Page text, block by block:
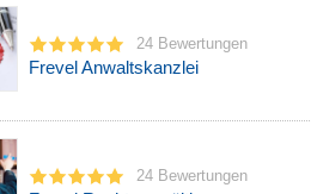
24 Bewertungen
Frevel Anwaltskanzlei
24 Bewertungen